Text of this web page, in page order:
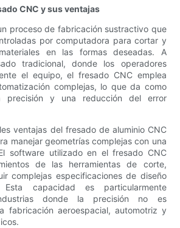
CNC y sus ventajas
proceso de fabricación sustractivo que
por computadora para cortar y
en las formas deseadas. A
tradicional, donde los operadores
el equipo, el fresado CNC emplea
complejas, lo que da como
precisión y una reducción del error
ventajas del fresado de aluminio CNC
manejar geometrías complejas con una
software utilizado en el fresado CNC
de las herramientas de corte,
complejas especificaciones de diseño
Esta capacidad es particularmente
donde la precisión no es
fabricación aeroespacial, automotriz y